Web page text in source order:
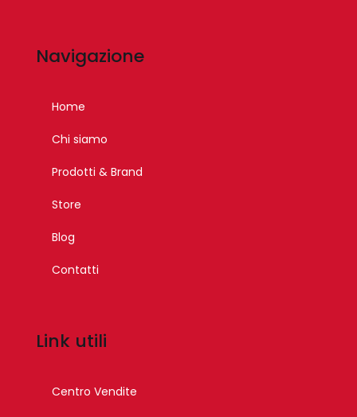
Navigazione
Home
Chi siamo
Prodotti & Brand
Store
Blog
Contatti
Link utili
Centro Vendite